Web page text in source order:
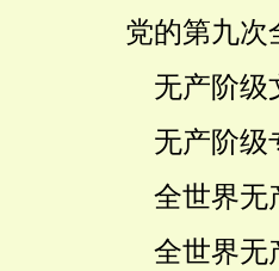
党的第九次
无产阶级
无产阶级
全世界无产
全世界无产